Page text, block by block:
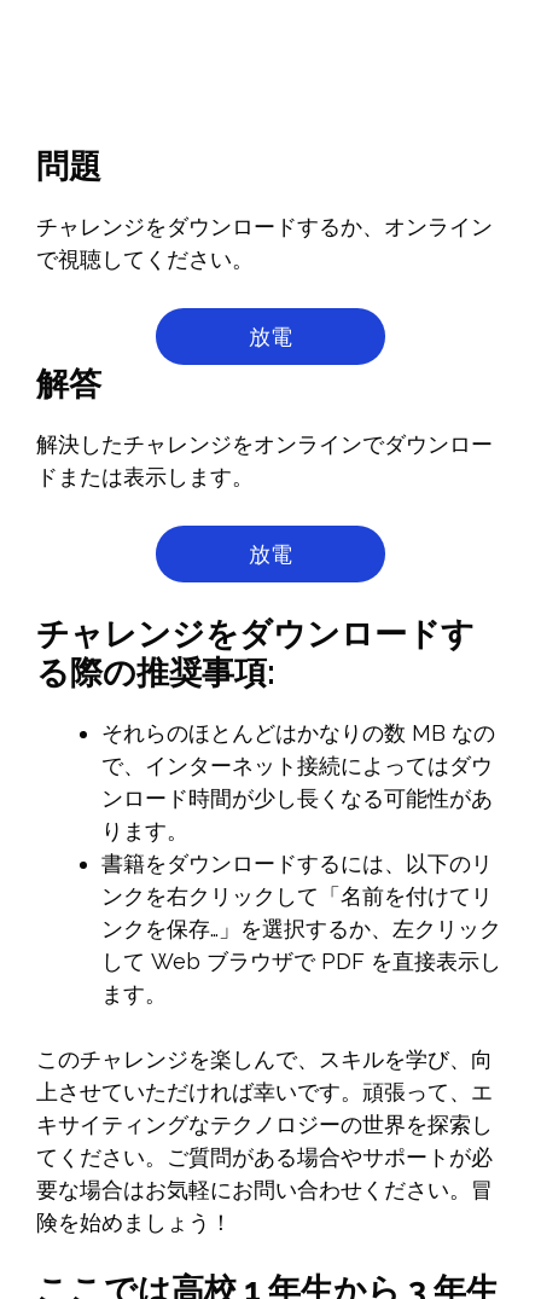
問題
チャレンジをダウンロードするか、オンライン
で視聴してください。
放電
解答
解決したチャレンジをオンラインでダウンロー
ドまたは表示します。
放電
チャレンジをダウンロードす
る際の推奨事項:
それらのほとんどはかなりの数 MB なの
で、インターネット接続によってはダウ
ンロード時間が少し長くなる可能性があ
ります。
書籍をダウンロードするには、以下のリ
ンクを右クリックして「名前を付けてリ
ンクを保存…」を選択するか、左クリック
して Web ブラウザで PDF を直接表示し
ます。
このチャレンジを楽しんで、スキルを学び、向
上させていただければ幸いです。頑張って、エ
キサイティングなテクノロジーの世界を探索し
てください。ご質問がある場合やサポートが必
要な場合はお気軽にお問い合わせください。冒
険を始めましょう！
ここでは高校 1 年生から 3 年生